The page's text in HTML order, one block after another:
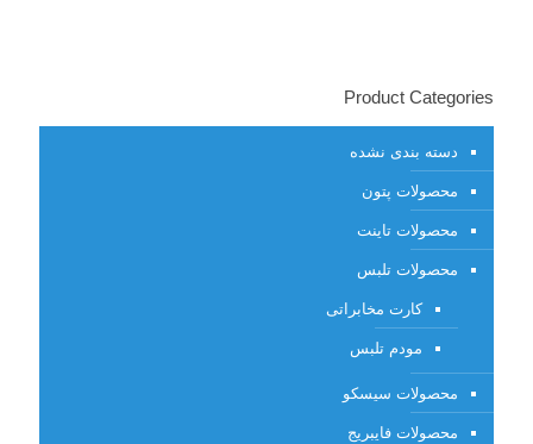
Product Categories
دسته بندی نشده
محصولات پتون
محصولات تاینت
محصولات تلبس
کارت مخابراتی
مودم تلبس
محصولات سیسکو
محصولات فایبریج